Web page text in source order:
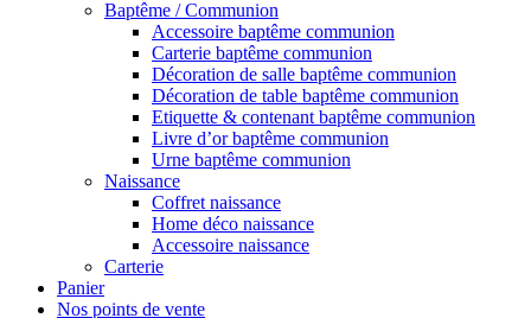
Baptême / Communion
Accessoire baptême communion
Carterie baptême communion
Décoration de salle baptême communion
Décoration de table baptême communion
Etiquette & contenant baptême communion
Livre d’or baptême communion
Urne baptême communion
Naissance
Coffret naissance
Home déco naissance
Accessoire naissance
Carterie
Panier
Nos points de vente